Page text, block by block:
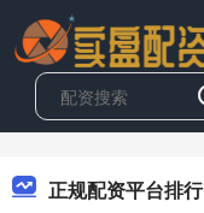
正规配资平台排行